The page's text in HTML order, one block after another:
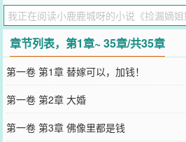
妻，互相帮助，钱财随你花。”“待大仇
我死后，留在侯府做个有钱有权的寡妇？
夫！-一年又一年，闻檀当上王妃，膝下
繁咳血也依旧健在，眼神发虚：“……我
忍？”-闻莺冷眼瞧着府中最不起眼的庶妹
久，就会传来世子中毒、庶妹病逝的消息
霁月，独占鳌头，哪有半分病弱模样，将
披肩。她再次嫉妒得红了眼。
您要是觉得《
捡漏嫡姐婚事后
博微信里的朋友推荐哦！
章节列表，第1章~ 35章/共35章
第一卷 第1章 替嫁可以，加钱！
第一卷 第2章 大婚
第一卷 第3章 佛像里都是钱